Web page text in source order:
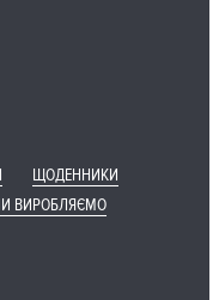
ЩОДЕННИКИ
ВИРОБЛЯЄМО